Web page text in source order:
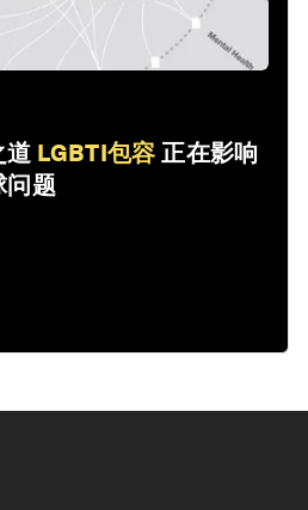
道 LGBTI包容 正在影响
问题